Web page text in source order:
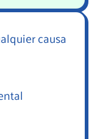
causa